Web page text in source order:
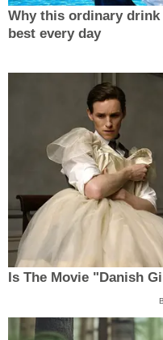
Why this ordinary
best every day
Is The Movie "Danish